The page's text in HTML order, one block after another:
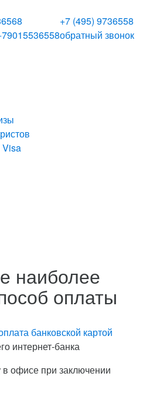
+7 (495) 9736558
обратный звонок
Visa
наиболее
оплаты
банковской картой
интернет-банка
офисе при заключении